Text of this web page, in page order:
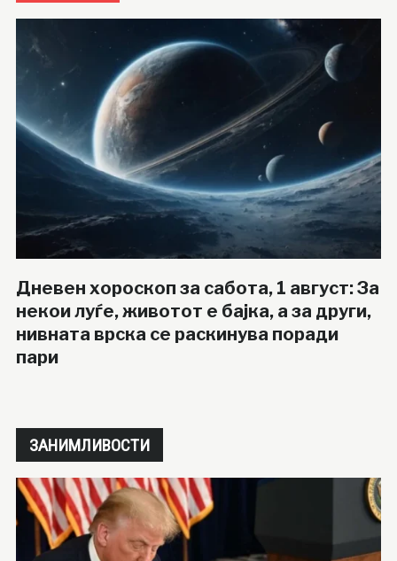
Дневен хороскоп за сабота, 1 август: За
некои луѓе, животот е бајка, а за други,
нивната врска се раскинува поради
пари
ЗАНИМЛИВОСТИ